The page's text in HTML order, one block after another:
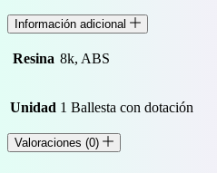
Información adicional
Resina 8k, ABS
Unidad 1 Ballesta con dotación
Valoraciones (0)